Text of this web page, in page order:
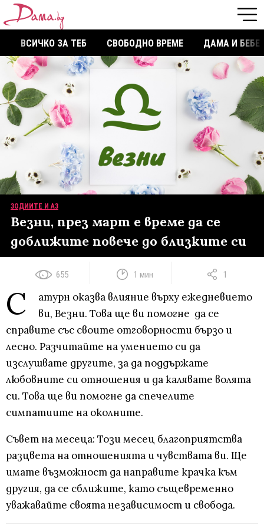
ВСИЧКО ЗА ТЕБ СВОБОДНО ВРЕМЕ ДАМА И БЕБЕ
ЗОДИИТЕ И АЗ
Везни, през март е време да се
доближите повече до близките си
655 1 мин 1
С
атурн оказва влияние върху ежедневието
ви, Везни. Това ще ви помогне да се
справите със своите отговорности бързо и
лесно. Разчитайте на умението си да
изслушвате другите, за да поддържате
любовните си отношения и да калявате волята
си. Това ще ви помогне да спечелите
симпатиите на околните.
Съвет на месеца: Този месец благоприятства
разцвета на отношенията и чувствата ви. Ще
имате възможност да направите крачка към
другия, да се сближите, като същевременно
уважавайте своята независимост и свобода.